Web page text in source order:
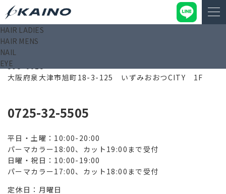
HAIR LADIES
HAIR MENS
NAIL
EYE
いずみおおつCITY店
595-0025
大阪府泉大津市旭町18-3-125 いずみおおつCITY 1F
0725-32-5505
平日・土曜：10:00-20:00
パーマカラー18:00、カット19:00まで受付
日曜・祝日：10:00-19:00
パーマカラー17:00、カット18:00まで受付
定休日：月曜日